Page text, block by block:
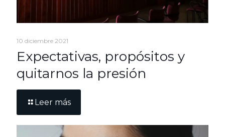
10 diciembre 2021
Expectativas, propósitos y
quitarnos la presión
Leer más